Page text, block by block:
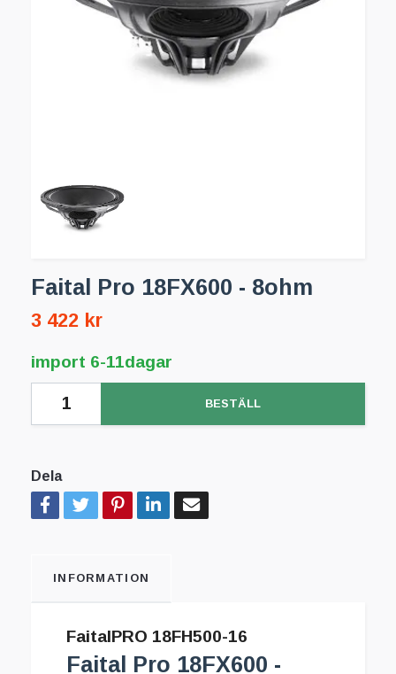
Faital Pro 18FX600 - 8ohm
3 422 kr
import 6-11dagar
BESTÄLL
Dela
INFORMATION
FaitalPRO 18FH500-16
Faital Pro 18FX600 -